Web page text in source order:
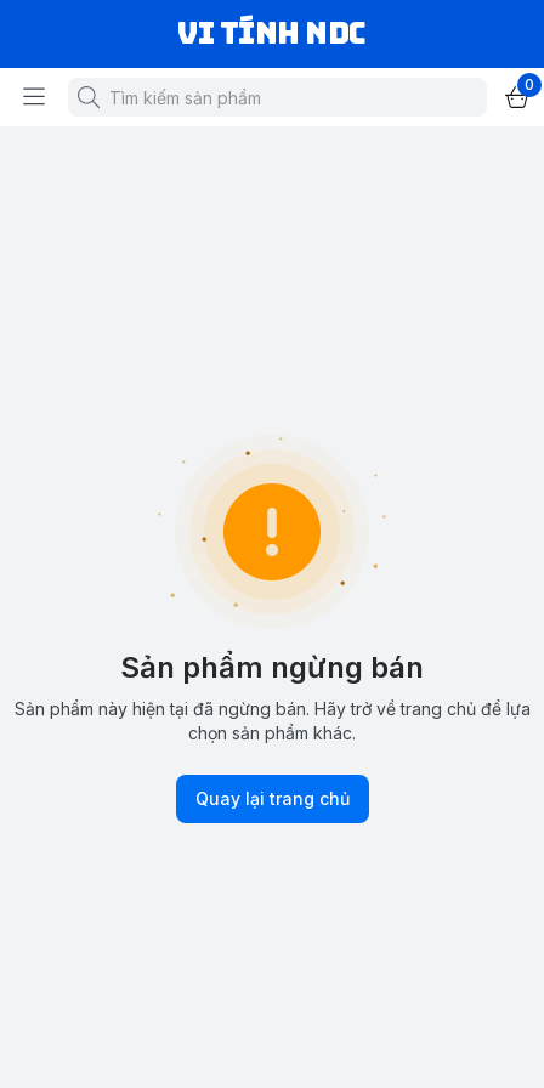
VI TÍNH NDC
0
Sản phẩm ngừng bán
Sản phẩm này hiện tại đã ngừng bán. Hãy trở về trang chủ để lựa
chọn sản phẩm khác.
Quay lại trang chủ